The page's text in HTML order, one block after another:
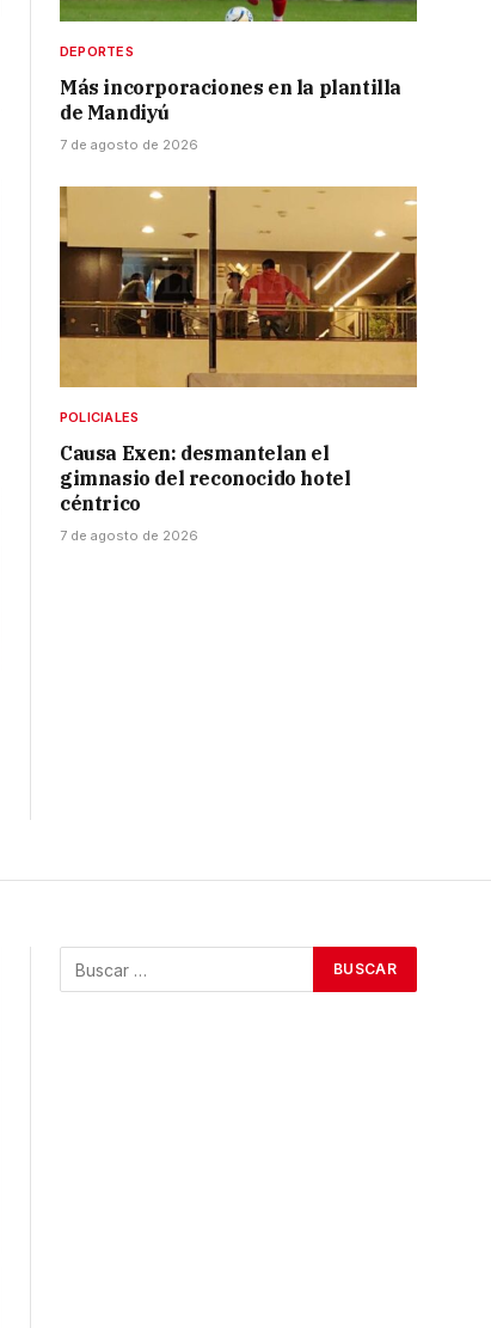
DEPORTES
Más incorporaciones en la plantilla
de Mandiyú
7 de agosto de 2026
POLICIALES
Causa Exen: desmantelan el
gimnasio del reconocido hotel
céntrico
7 de agosto de 2026